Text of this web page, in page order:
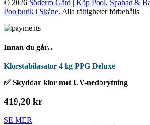
© 2026 Söderro Gård | Köp Pool, Spabad &
Poolbutik i Skåne. Alla rättigheter förbehålls
Innan du går...
Klorstabilasator 4 kg PPG Deluxe
✅ Skyddar klor mot UV-nedbrytning
419,20 kr
SE MER